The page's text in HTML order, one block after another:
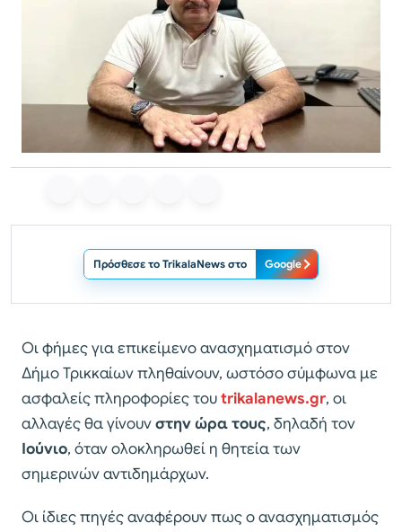
Πρόσθεσε το TrikalaNews στο Google
Οι φήμες για επικείμενο ανασχηματισμό στον
Δήμο Τρικκαίων πληθαίνουν, ωστόσο σύμφωνα με
ασφαλείς πληροφορίες τουtrikalanews.gr, οι
αλλαγές θα γίνουνστην ώρα τους, δηλαδή τον
Ιούνιο, όταν ολοκληρωθεί η θητεία των
σημερινών αντιδημάρχων.
Οι ίδιες πηγές αναφέρουν πως ο ανασχηματισμός